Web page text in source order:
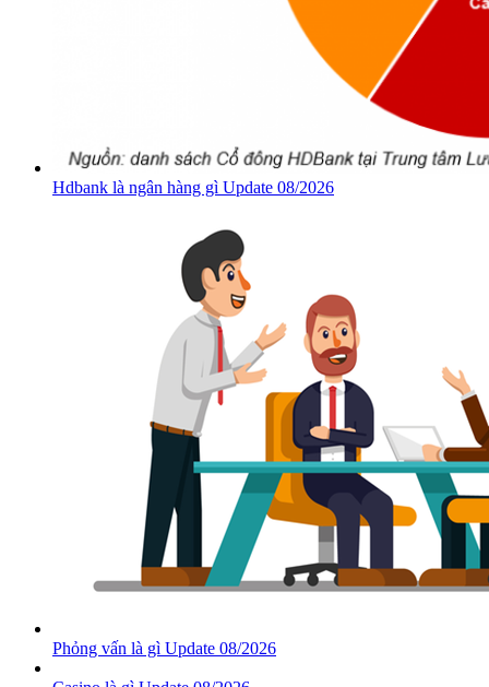
Hdbank là ngân hàng gì Update 08/2026
Phỏng vấn là gì Update 08/2026